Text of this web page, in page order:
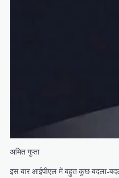
अमित गुप्ता
इस बार आईपीएल में बहुत कुछ बदला-